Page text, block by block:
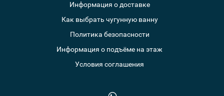
Информация о доставке
Как выбрать чугунную ванну
Политика безопасности
Информация о подъёме на этаж
Условия соглашения